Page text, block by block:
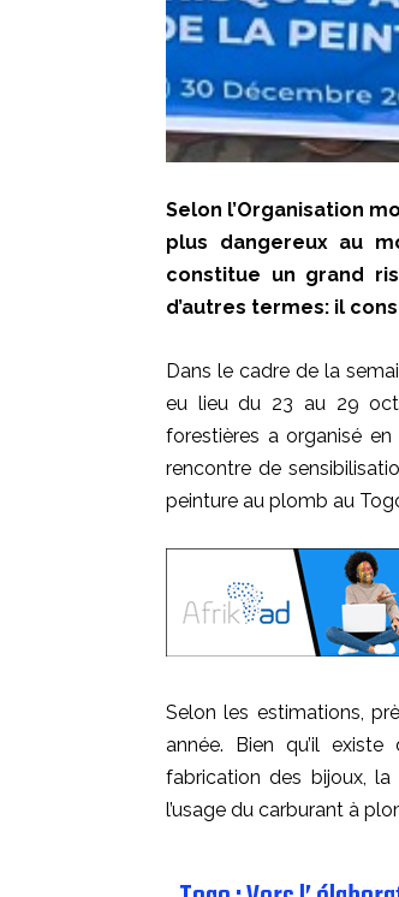
Selon l’Organisation
plus dangereux au
constitue un grand
d’autres termes: il
Dans le cadre de la
eu lieu du 23 au 29
forestières a organisé
rencontre de
peinture au plomb au
Selon les estimations,
année. Bien qu’il
fabrication des bijoux,
l’usage du carburant à